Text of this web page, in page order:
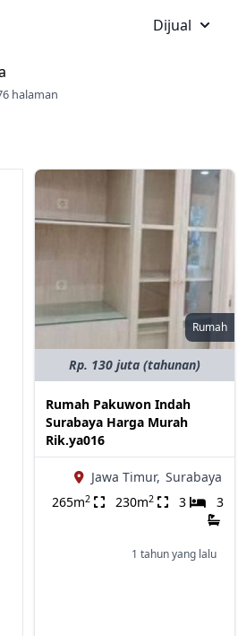
Dijual
halaman
Rumah
Rp. 130 juta (tahunan)
Rumah Pakuwon Indah
Surabaya Harga Murah
Rik.ya016
Jawa Timur, Surabaya
265m2 230m2 3 3
1 tahun yang lalu